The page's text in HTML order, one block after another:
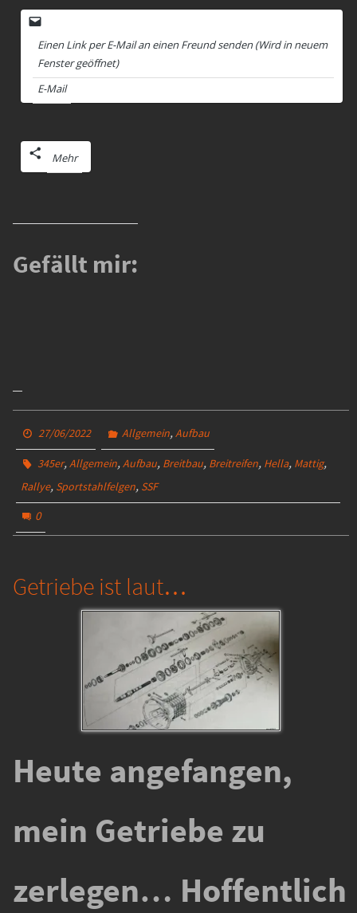
Einen Link per E-Mail an einen Freund senden (Wird in neuem
Fenster geöffnet)
E-Mail
Mehr
Gefällt mir:
27/06/2022 Allgemein, Aufbau
345er, Allgemein, Aufbau, Breitbau, Breitreifen, Hella, Mattig,
Rallye, Sportstahlfelgen, SSF
0
Getriebe ist laut…
Heute angefangen,
mein Getriebe zu
zerlegen… Hoffentlich